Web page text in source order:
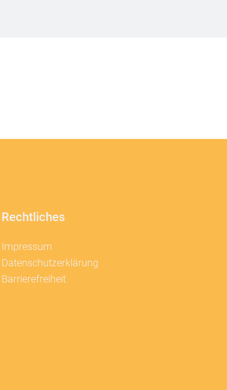
Rechtliches
Impressum
Datenschutzerklärung
Barrierefreiheit